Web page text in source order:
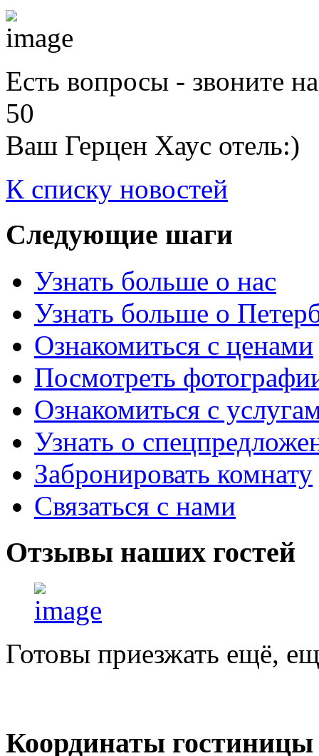
Есть вопросы - звоните
50
Ваш Герцен Хаус отель:)
К списку новостей
Следующие шаги
Узнать больше о нас
Узнать больше о
Ознакомиться с ценами
Посмотреть
Ознакомиться с
Узнать о
Забронировать комнату
Связаться с нами
Отзывы наших гостей
Готовы приезжать ещё,
Координаты гостиницы